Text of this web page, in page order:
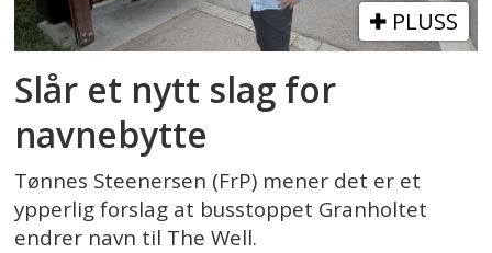
PLUSS
Slår et nytt slag for
navnebytte
Tønnes Steenersen (FrP) mener det er et
ypperlig forslag at busstoppet Granholtet
endrer navn til The Well.